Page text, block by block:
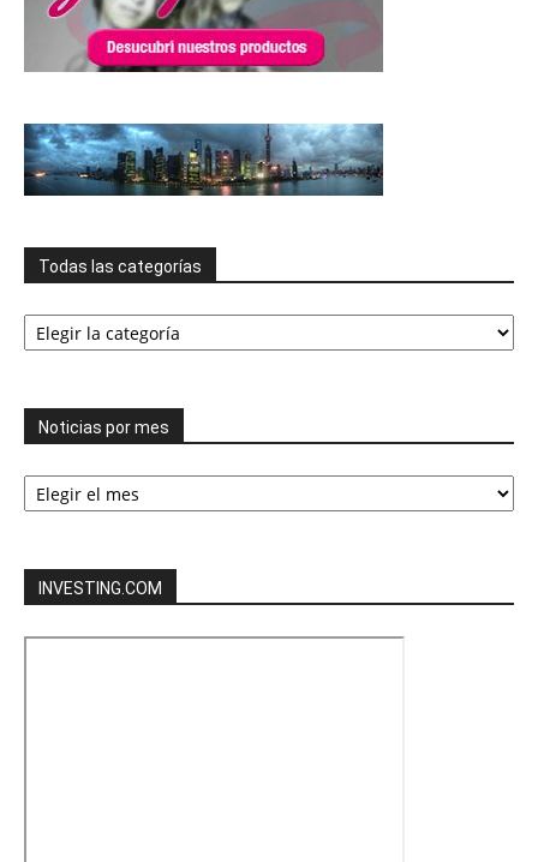
Todas las categorías
Todas
las
Noticias por mes
Noticias
por
INVESTING.COM